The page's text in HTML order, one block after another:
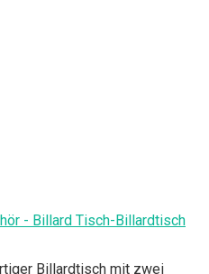
- Billard Tisch-Billardtisch
Billardtisch mit zwei